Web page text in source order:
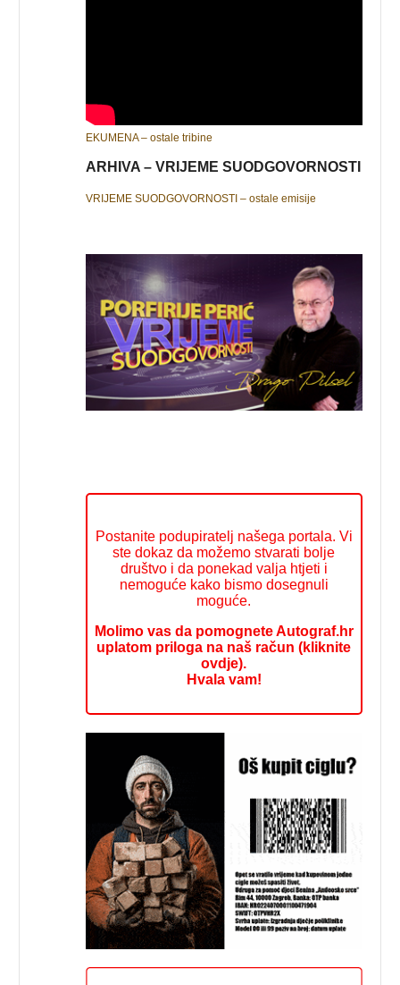
EKUMENA – ostale tribine
ARHIVA – VRIJEME SUODGOVORNOSTI
VRIJEME SUODGOVORNOSTI – ostale emisije
Postanite podupiratelj našega portala. Vi
ste dokaz da možemo stvarati bolje
društvo i da ponekad valja htjeti i
nemoguće kako bismo dosegnuli
moguće.
Molimo vas da pomognete Autograf.hr
uplatom priloga na naš račun (kliknite
ovdje).
Hvala vam!